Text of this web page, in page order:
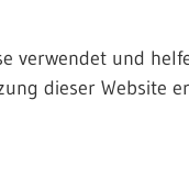
verwendet und
dieser Website